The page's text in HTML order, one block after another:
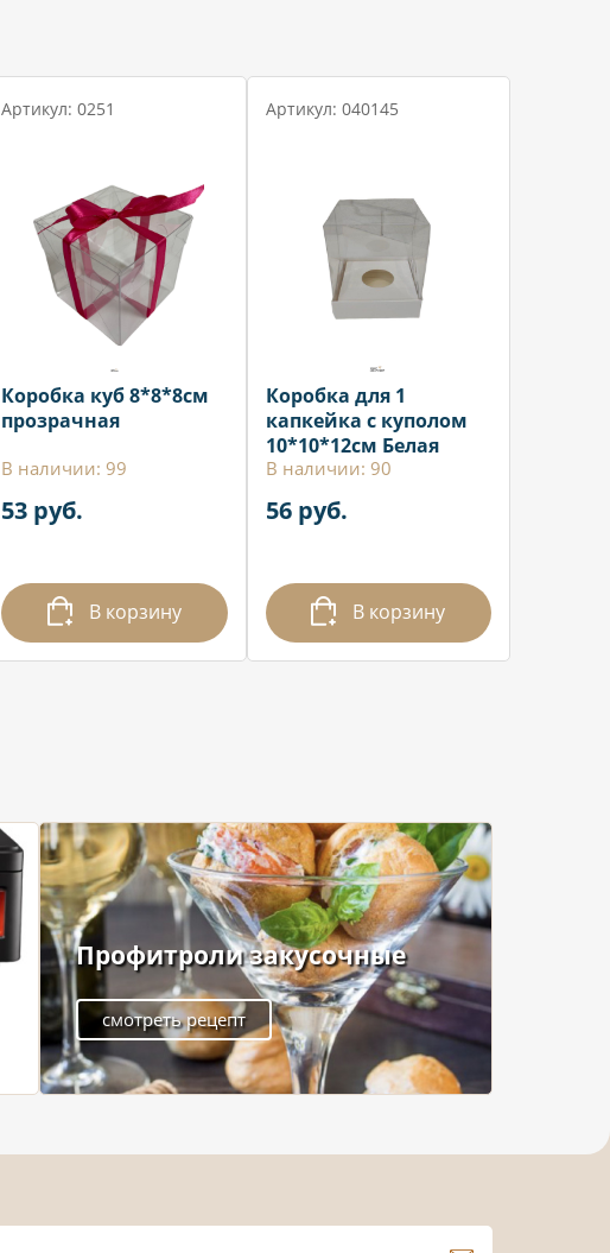
Артикул: 0251
Коробка куб 8*8*8см
прозрачная
В наличии: 99
53 руб.
В корзину
Артикул: 040145
Коробка для 1
капкейка с куполом
10*10*12см Белая
В наличии: 90
56 руб.
В корзину
Профитроли закусочные
смотреть рецепт